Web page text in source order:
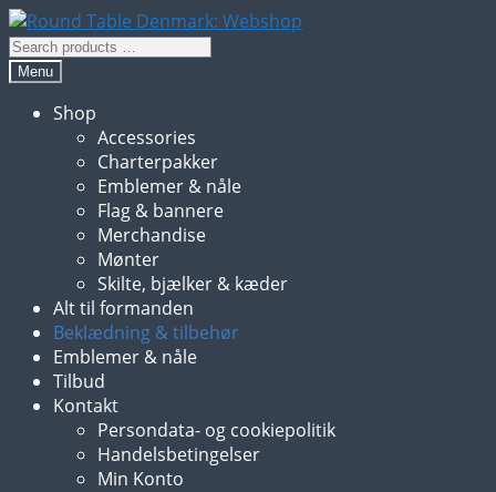
Spring
til
navigation
Spring
til
indhold
Search
products
Menu
Shop
Accessories
Charterpakker
Emblemer & nåle
Flag & bannere
Merchandise
Mønter
Skilte, bjælker & kæder
Alt til formanden
Beklædning & tilbehør
Emblemer & nåle
Tilbud
Kontakt
Persondata- og cookiepolitik
Handelsbetingelser
Min Konto